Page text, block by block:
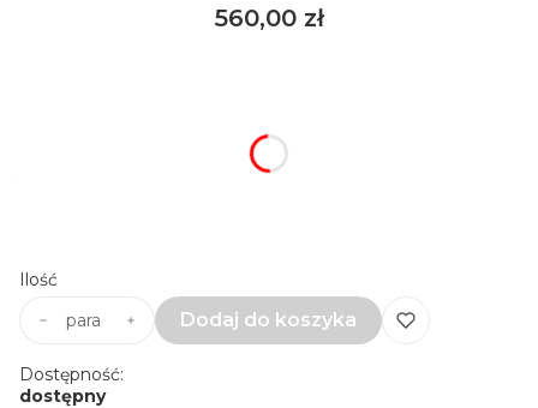
Cena
560,00 zł
Ilość
para
Dodaj do koszyka
Dostępność:
dostępny